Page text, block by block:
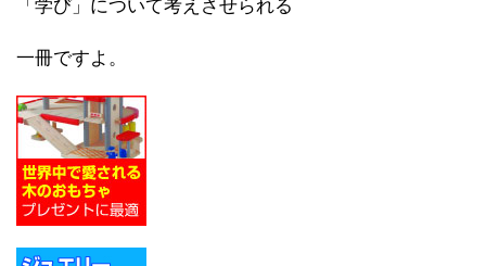
「学び」について考えさせられる
一冊ですよ。